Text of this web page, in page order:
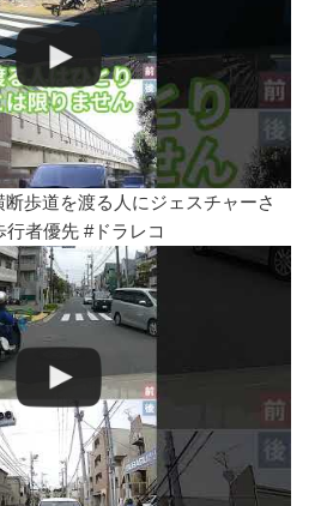
断歩道を渡る人にジェスチャーさ
者優先 #ドラレコ